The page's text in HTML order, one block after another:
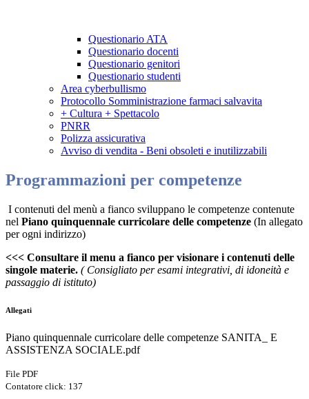
Questionario ATA
Questionario docenti
Questionario genitori
Questionario studenti
Area cyberbullismo
Protocollo Somministrazione farmaci salvavita
+ Cultura + Spettacolo
PNRR
Polizza assicurativa
Avviso di vendita - Beni obsoleti e inutilizzabili
Programmazioni per competenze
I contenuti del menù a fianco sviluppano le competenze contenute
nel Piano quinquennale curricolare delle competenze (In allegato
per ogni indirizzo)
<<< Consultare il menu a fianco per visionare i contenuti delle
singole materie. ( Consigliato per esami integrativi, di idoneità e
passaggio di istituto)
Allegati
Piano quinquennale curricolare delle competenze SANITA_ E
ASSISTENZA SOCIALE.pdf
File PDF
Contatore click: 137